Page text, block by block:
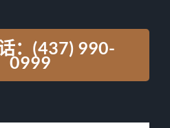
：(437) 990-
0999